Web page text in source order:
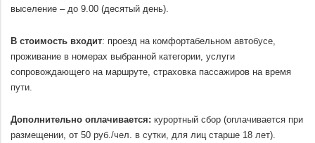
выселение – до 9.00 (десятый день).
В стоимость входит: проезд на комфортабельном автобусе,
проживание в номерах выбранной категории, услуги
сопровождающего на маршруте, страховка пассажиров на время
пути.
Дополнительно оплачивается: курортный сбор (оплачивается при
размещении, от 50 руб./чел. в сутки, для лиц старше 18 лет).